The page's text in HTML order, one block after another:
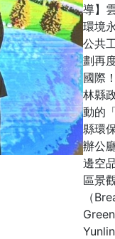
導】
環境
公共
劃再
國際
林縣
動的
縣環
辦公
邊空
區景
（